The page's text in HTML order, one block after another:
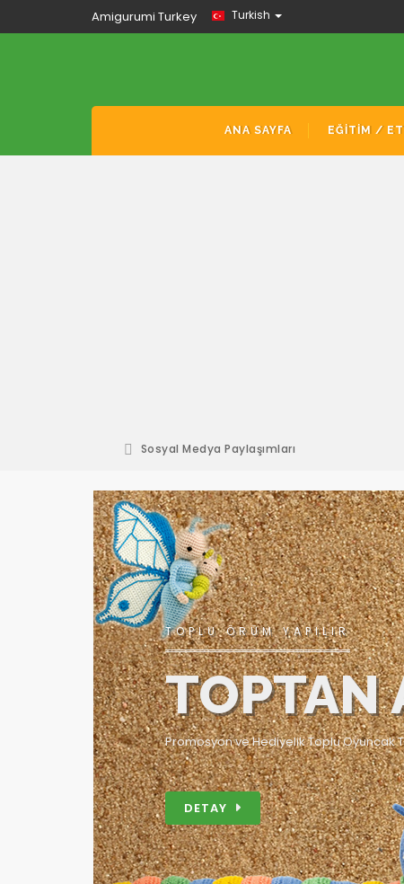
Amigurumi Turkey Turkish
ANA SAYFA EĞİTİM /
Sosyal Medya Paylaşımları
TOPLU ÖRÜM YAPILIR
TOPTAN
Promosyon ve Hediyelik Toplu Oyuncak
DETAY